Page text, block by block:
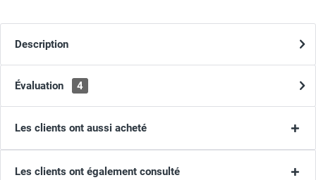
Description
Évaluation 4
Les clients ont aussi acheté
Les clients ont également consulté